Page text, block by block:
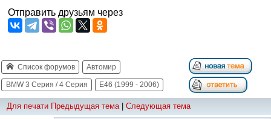
Отправить друзьям через
Список форумов Автомир
BMW 3 Серия / 4 Серия E46 (1999 - 2006)
Для печати Предыдущая тема| Следующая тема